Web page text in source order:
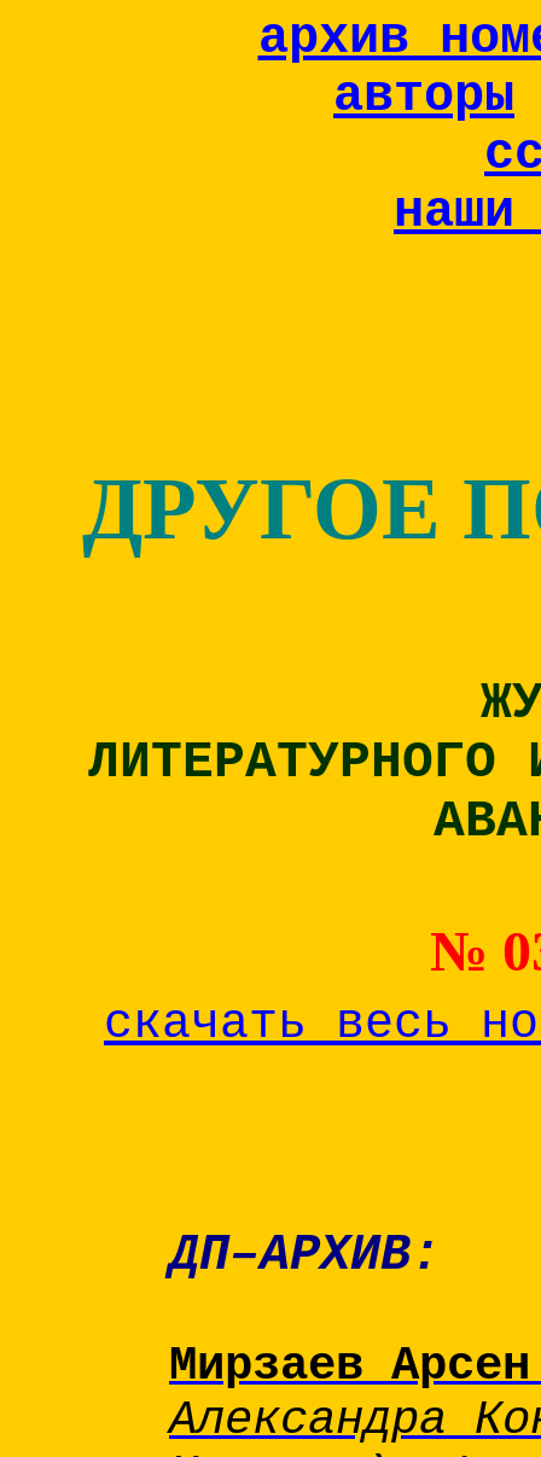
архив
авторы
наши
ДРУГОЕ
ЛИТЕРАТУРНОГО
№
скачать весь
ДП–АРХИВ:
Мирзаев
Александра